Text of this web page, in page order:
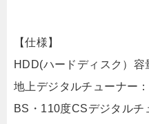
【仕様】
HDD(ハードディスク）
地上デジタルチューナー
BS・110度CSデジタルチ